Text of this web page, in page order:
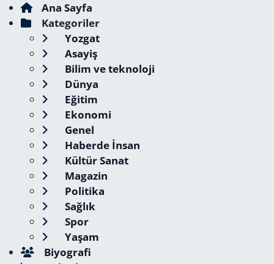
Ana Sayfa
Kategoriler
Yozgat
Asayiş
Bilim ve teknoloji
Dünya
Eğitim
Ekonomi
Genel
Haberde İnsan
Kültür Sanat
Magazin
Politika
Sağlık
Spor
Yaşam
Biyografi